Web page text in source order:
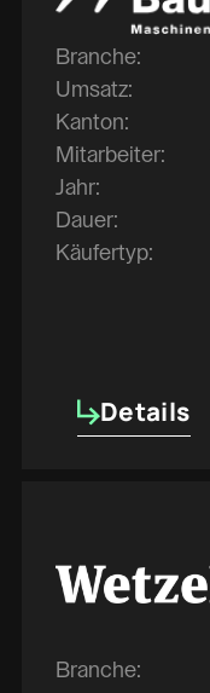
Branche:
Umsatz:
Kanton:
Mitarbeiter:
Jahr:
Dauer:
Käufertyp:
Details
Details
Branche: